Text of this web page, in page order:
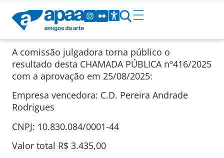
A comissão julgadora torna público o
resultado desta CHAMADA PÚBLICA nº416/2025
com a aprovação em 25/08/2025:
Empresa vencedora: C.D. Pereira Andrade
Rodrigues
CNPJ: 10.830.084/0001-44
Valor total R$ 3.435,00